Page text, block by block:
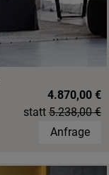
4.870,00 €
statt 5.238,00 €
Anfrage